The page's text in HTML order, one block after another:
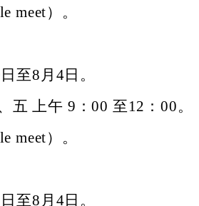
meet）。
至8月4日。
五 上午 9：00 至12：00。
meet）。
至8月4日。